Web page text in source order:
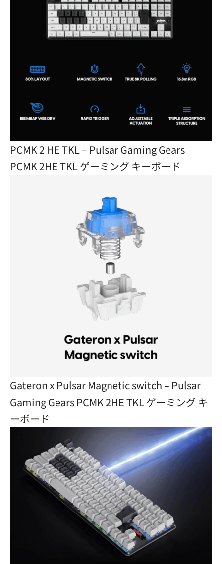
PCMK 2 HE TKL – Pulsar Gaming Gears
PCMK 2HE TKL ゲーミング キーボード
Gateron x Pulsar Magnetic switch – Pulsar
Gaming Gears PCMK 2HE TKL ゲーミング キ
ーボード